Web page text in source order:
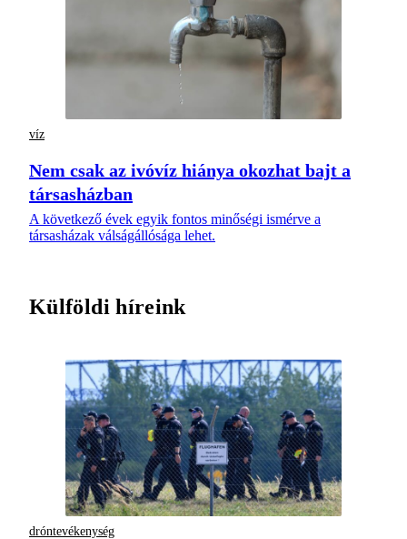
víz
Nem csak az ivóvíz hiánya okozhat bajt a
társasházban
A következő évek egyik fontos minőségi ismérve a
társasházak válságállósága lehet.
Külföldi híreink
dróntevékenység